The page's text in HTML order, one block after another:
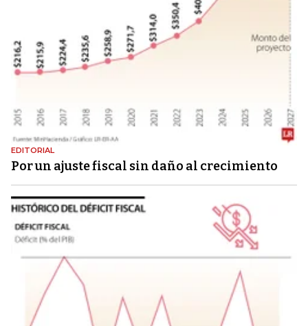
EDITORIAL
Por un ajuste fiscal sin daño al crecimiento